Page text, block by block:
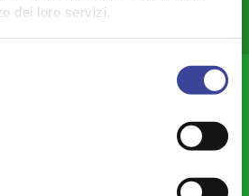
dei loro servizi.
– Lavoro – Smart City-land